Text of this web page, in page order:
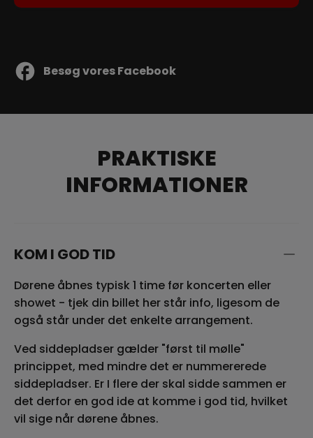
Besøg vores Facebook
PRAKTISKE
INFORMATIONER
KOM I GOD TID
Dørene åbnes typisk 1 time før koncerten eller
showet - tjek din billet her står info, ligesom de
også står under det enkelte arrangement.
Ved siddepladser gælder "først til mølle"
princippet, med mindre det er nummererede
siddepladser. Er I flere der skal sidde sammen er
det derfor en god ide at komme i god tid, hvilket
vil sige når dørene åbnes.